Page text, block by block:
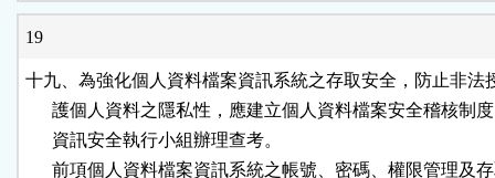
19
十九、為強化個人資料檔案資訊系統之存取安全，防止非法
護個人資料之隱私性，應建立個人資料檔案安全稽核制
      資訊安全執行小組辦理查考。
前項個人資料檔案資訊系統之帳號、密碼、權限管理及